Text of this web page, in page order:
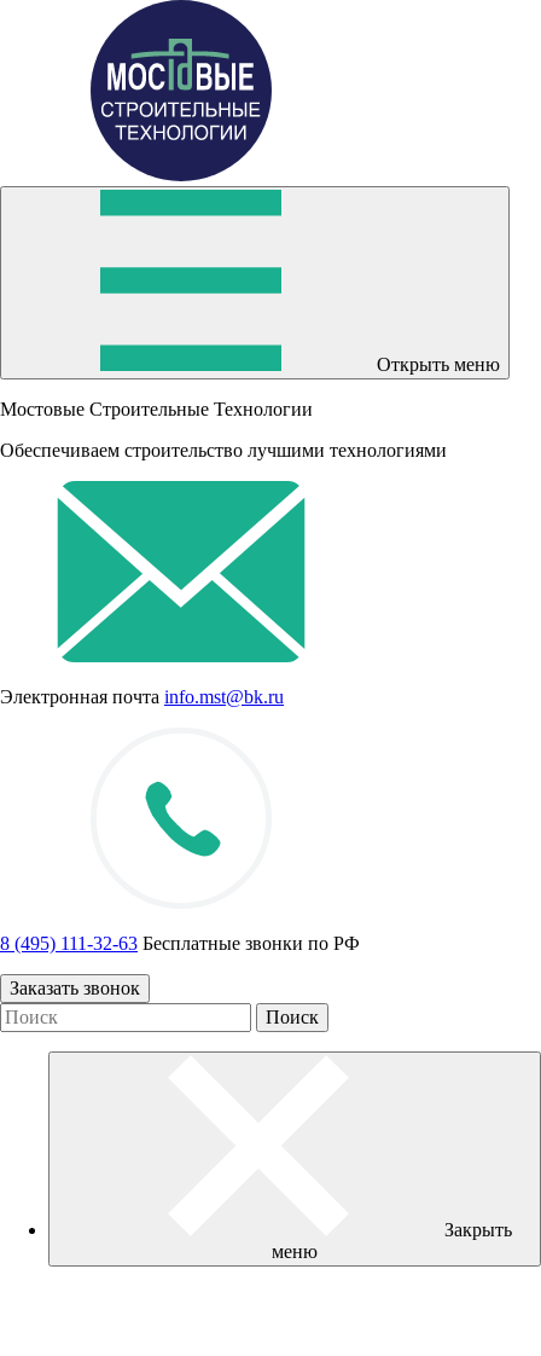
Открыть меню
Мостовые Строительные Технологии
Обеспечиваем строительство лучшими технологиями
Электронная почта info.mst@bk.ru
8 (495) 111-32-63 Бесплатные звонки по РФ
Заказать звонок
Закрыть
меню